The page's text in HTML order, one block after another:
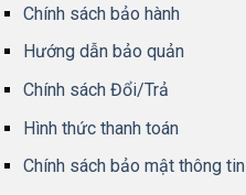
Chính sách bảo hành
Hướng dẫn bảo quản
Chính sách Đổi/Trả
Hình thức thanh toán
Chính sách bảo mật thông tin